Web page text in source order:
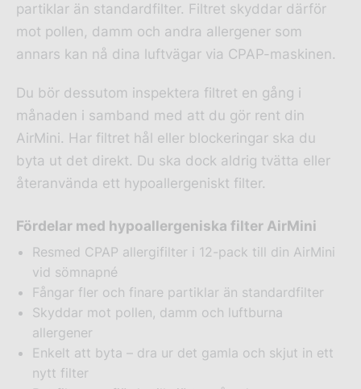
partiklar än standardfilter. Filtret skyddar därför
mot pollen, damm och andra allergener som
annars kan nå dina luftvägar via CPAP-maskinen.
Du bör dessutom inspektera filtret en gång i
månaden i samband med att du gör rent din
AirMini. Har filtret hål eller blockeringar ska du
byta ut det direkt. Du ska dock aldrig tvätta eller
återanvända ett hypoallergeniskt filter.
Fördelar med hypoallergeniska filter AirMini
Resmed CPAP allergifilter i 12-pack till din AirMini
vid sömnapné
Fångar fler och finare partiklar än standardfilter
Skyddar mot pollen, damm och luftburna
allergener
Enkelt att byta – dra ur det gamla och skjut in ett
nytt filter